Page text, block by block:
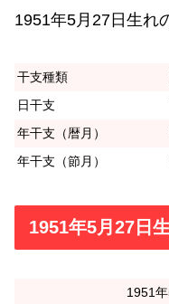
1951年5月27日生れ
干支種類
日干支
年干支（暦月）
年干支（節月）
1951年5月27日
1951